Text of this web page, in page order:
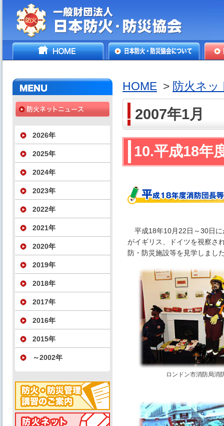
一般財団法人日本防火・防
HOME
2026年
2025年
2024年
2023年
2022年
2021年
2020年
2019年
2018年
2017年
2016年
2015年
～2002年
HOME > 防火ネッ
2007年1月
10.平成18年
平成18年10月22日～30日に
がイギリス、ドイツを視察さ
防・防災施設等を見学しまし
ロンドン市消防局消